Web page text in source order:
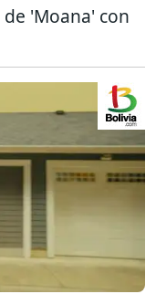
'Moana' con